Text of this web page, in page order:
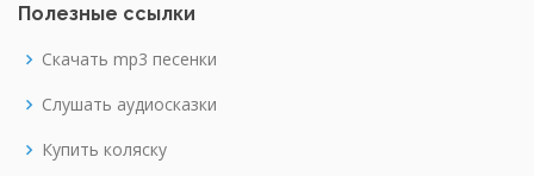
Полезные ссылки
Скачать mp3 песенки
Слушать аудиосказки
Купить коляску